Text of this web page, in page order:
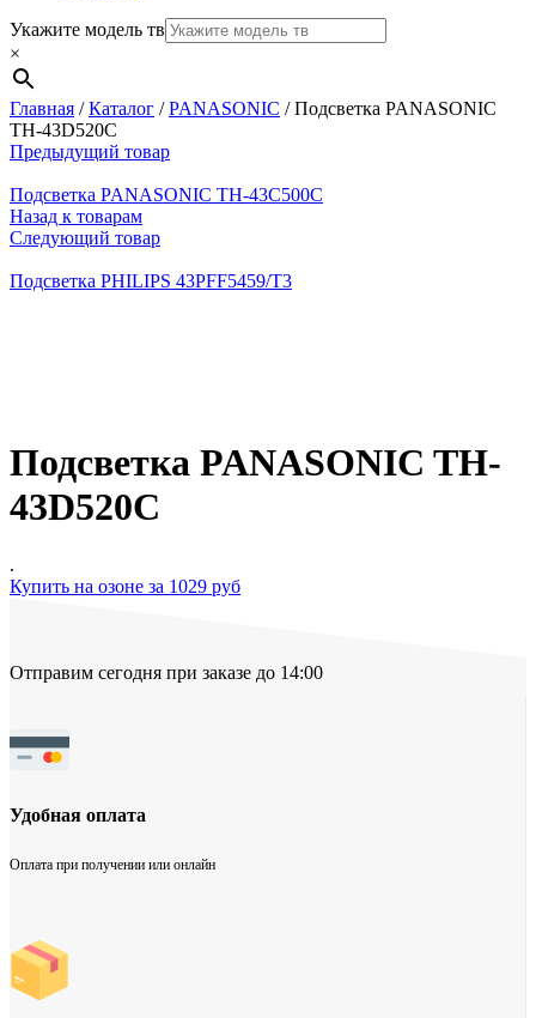
Укажите модель тв
×
Главная /Каталог /PANASONIC /Подсветка PANASONIC
TH-43D520C
Предыдущий товар
Подсветка PANASONIC TH-43C500C
Назад к товарам
Следующий товар
Подсветка PHILIPS 43PFF5459/T3
Подсветка PANASONIC TH-
43D520C
.
Купить на озоне за 1029 руб
Отправим сегодня при заказе до 14:00
Удобная оплата
Оплата при получении или онлайн